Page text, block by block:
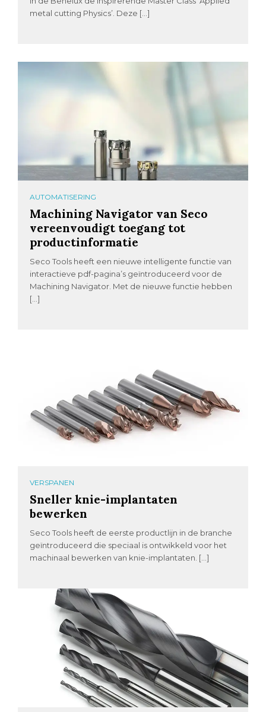
metal cutting Physics’. Deze […]
AUTOMATISERING
Machining Navigator van Seco
vereenvoudigt toegang tot
productinformatie
Seco Tools heeft een nieuwe intelligente functie van
interactieve pdf-pagina’s geïntroduceerd voor de
Machining Navigator. Met de nieuwe functie hebben
[…]
VERSPANEN
Sneller knie-implantaten
bewerken
Seco Tools heeft de eerste productlijn in de branche
geïntroduceerd die speciaal is ontwikkeld voor het
machinaal bewerken van knie-implantaten. […]